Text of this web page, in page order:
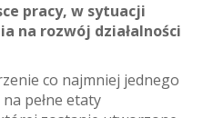
pracy, w sytuacji
na rozwój działalności
co najmniej jednego
pełne etaty